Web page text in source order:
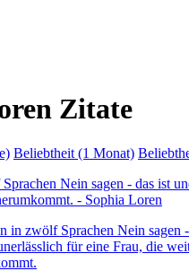
Zitate
Beliebtheit (1 Monat)
in zwölf Sprachen Nein sagen -
für eine Frau, die